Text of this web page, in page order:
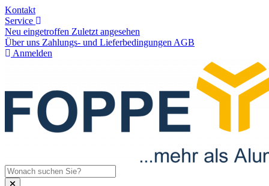
Kontakt
Service
Neu eingetroffen Zuletzt angesehen
Über uns Zahlungs- und Lieferbedingungen AGB
Anmelden